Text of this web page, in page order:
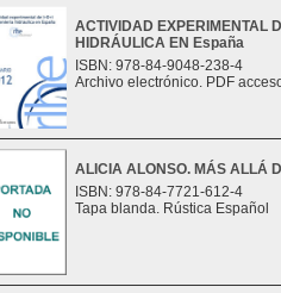
ACTIVIDAD EXPERIMENTAL
HIDRÁULICA EN España
ISBN: 978-84-9048-238-4
Archivo electrónico. PDF
ALICIA ALONSO. MÁS ALLÁ
ISBN: 978-84-7721-612-4
Tapa blanda. Rústica Español